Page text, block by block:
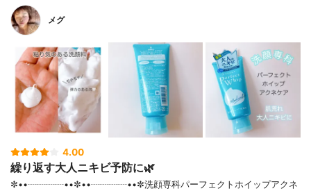
メグ
4.00
繰り返す大人ニキビ予防に🌿
✼••┈┈┈┈••✼••┈┈┈┈••✼洗顔専科パーフェクトホイップアクネ